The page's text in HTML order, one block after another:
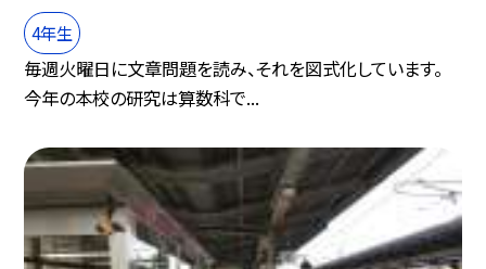
4年生
毎週火曜日に文章問題を読み、それを図式化しています。
今年の本校の研究は算数科で...